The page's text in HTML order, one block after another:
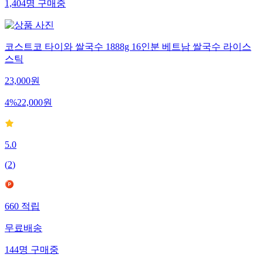
1,404명 구매중
코스트코 타이와 쌀국수 1888g 16인분 베트남 쌀국수 라이스
스틱
23,000원
4%22,000원
5.0
(2)
660 적립
무료배송
144명 구매중